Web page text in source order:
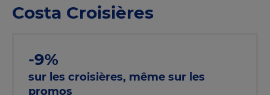
Costa Croisières
-9%
sur les croisières, même sur les
promos